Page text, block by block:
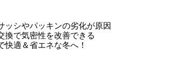
ッシやパッキンの劣化が原因
換で気密性を改善できる
快適＆省エネな冬へ！